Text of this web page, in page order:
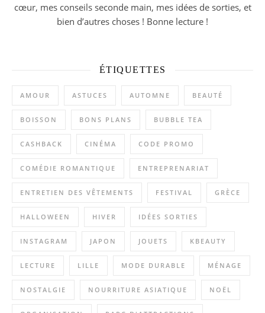
cœur, mes conseils seconde main, mes idées de sorties, et
bien d’autres choses ! Bonne lecture !
ÉTIQUETTES
AMOUR ASTUCES AUTOMNE BEAUTÉ
BOISSON BONS PLANS BUBBLE TEA
CASHBACK CINÉMA CODE PROMO
COMÉDIE ROMANTIQUE ENTREPRENARIAT
ENTRETIEN DES VÊTEMENTS FESTIVAL GRÈCE
HALLOWEEN HIVER IDÉES SORTIES
INSTAGRAM JAPON JOUETS KBEAUTY
LECTURE LILLE MODE DURABLE MÉNAGE
NOSTALGIE NOURRITURE ASIATIQUE NOËL